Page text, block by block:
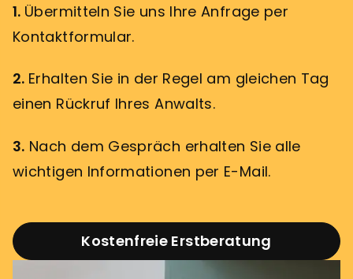
1. Übermitteln Sie uns Ihre Anfrage per
Kontaktformular.
2. Erhalten Sie in der Regel am gleichen Tag
einen Rückruf Ihres Anwalts.
3. Nach dem Gespräch erhalten Sie alle
wichtigen Informationen per E-Mail.
Kostenfreie Erstberatung